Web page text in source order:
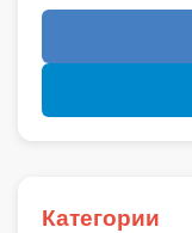
Категории